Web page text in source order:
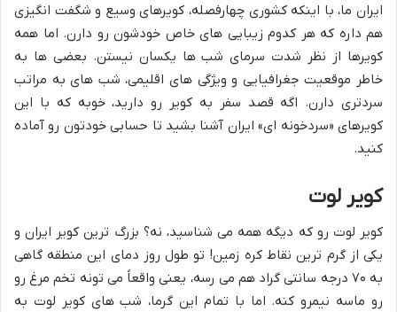
ایران ما، با اینکه کشوری چهارفصله، کویرهای وسیع و شگفت انگیزی
هم داره که هر کدوم زیبایی های خاص خودشون رو دارن. اما همه
کویرها از نظر شدت سرمای شب ها یکسان نیستن. بعضی ها به
خاطر موقعیت جغرافیایی و ویژگی های اقلیمی، شب های به مراتب
سردتری دارن. اگه قصد سفر به کویر رو دارید، خوبه که با این
کویرهای «سردخونه ای» ایران آشنا بشید تا حسابی خودتون رو آماده
کنید.
کویر لوت
کویر لوت رو که دیگه همه می شناسید، نه؟ بزرگ ترین کویر ایران و
یکی از گرم ترین نقاط کره زمین! تو طول روز دمای این منطقه گاهی
به ۷۰ درجه سانتی گراد هم می رسه، یعنی واقعاً می تونه تخم مرغ رو
رو ماسه نیمرو کنه. اما با تمام این گرما، شب های کویر لوت به